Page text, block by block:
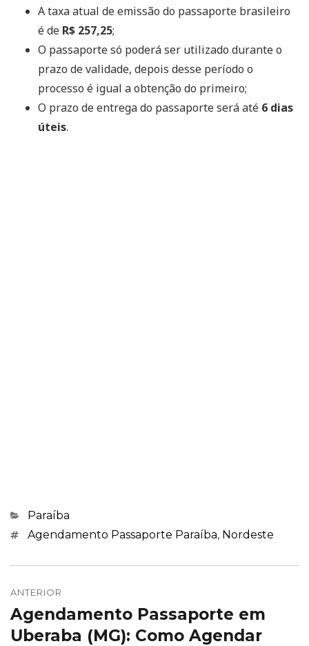
A taxa atual de emissão do passaporte brasileiro
é de R$ 257,25;
O passaporte só poderá ser utilizado durante o
prazo de validade, depois desse período o
processo é igual a obtenção do primeiro;
O prazo de entrega do passaporte será até 6 dias
úteis.
Categorias
Paraíba
Marcações
Agendamento Passaporte Paraíba, Nordeste
de
Post
ANTERIOR
Post
anterior:
Agendamento Passaporte em
Uberaba (MG): Como Agendar